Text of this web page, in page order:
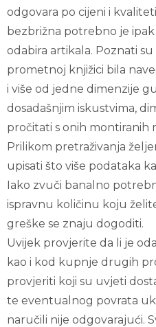
odgovara po cijeni i
bezbrižna potrebno je
odabira artikala. Poznati
prometnoj knjižici bila
i više od jedne dimenzije
dosadašnjim iskustvima,
pročitati s onih montiranih
Prilikom pretraživanja
upisati što više podataka
Iako zvuči banalno
ispravnu količinu koju
greške se znaju dogoditi.
Uvijek provjerite da li je
kao i kod kupnje drugih
provjeriti koji su uvjeti
te eventualnog povrata
naručili nije odgovarajući.